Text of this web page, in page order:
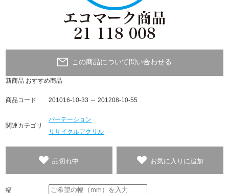
この商品について問い合わせる
新商品 おすすめ商品
商品コード 201016-10-33 ～ 201208-10-55
関連カテゴリ
パーテーション
リサイクルアクリル
品切れ中 お気に入りに追加
幅